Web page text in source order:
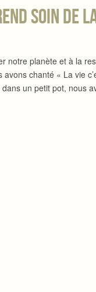
soin de
notre planète et à la
chanté « La vie
un petit pot, nous